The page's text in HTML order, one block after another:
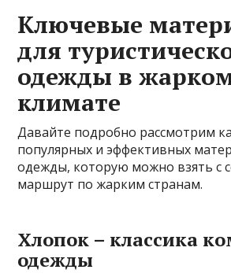
Ключевые
для
одежды в
климате
Давайте подробно рассмотрим
популярных и эффективных
одежды, которую можно взять с
маршрут по жарким странам.
Хлопок – классика
одежды